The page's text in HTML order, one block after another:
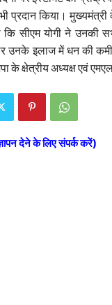
प्रदान किया। मुख्यमंत्री
सीएम योगी ने उनकी
उनके इलाज में धन की
क्षेत्रीय अध्यक्ष एवं
देने के लिए संपर्क करें)